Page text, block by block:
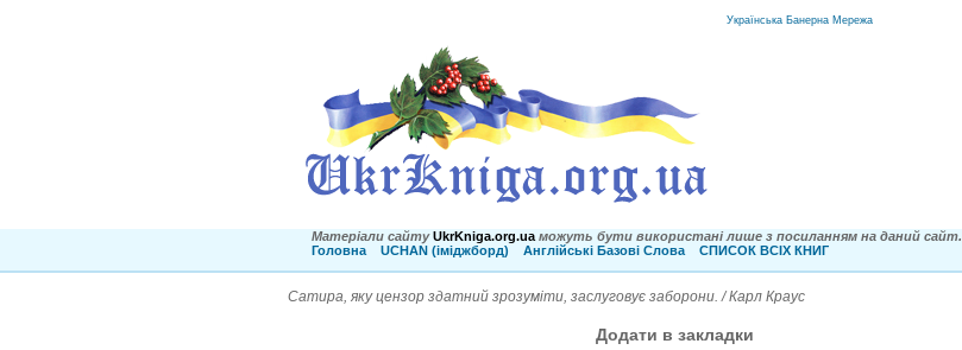
Українська Банерна Мережа
Матеріали сайту UkrKniga.org.ua можуть бути використані лише з посиланням на даний сайт.
Головна
UCHAN (іміджборд) Англійські Базові Слова СПИСОК ВСІХ КНИГ
Сатира, яку цензор здатний зрозуміти, заслуговує заборони. / Карл Краус
Додати в закладки